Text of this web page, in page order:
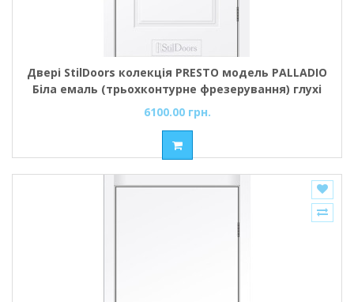
Двері StilDoors колекція PRESTO модель PALLADIO
Біла емаль (трьохконтурне фрезерування) глухі
6100.00 грн.